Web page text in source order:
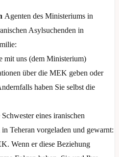
Agenten des Ministeriums in
Asylsuchenden in
mit uns (dem Ministerium)
über die MEK geben oder
haben Sie selbst die
eines iranischen
Teheran vorgeladen und gewarnt:
Wenn er diese Beziehung